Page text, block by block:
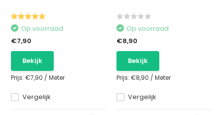
Vergelijk
Op voorraad
€7,90
Bekijk
Prijs:€7,90 /Meter
Vergelijk
Op voorraad
€8,90
Bekijk
Prijs: €8,90 / Meter